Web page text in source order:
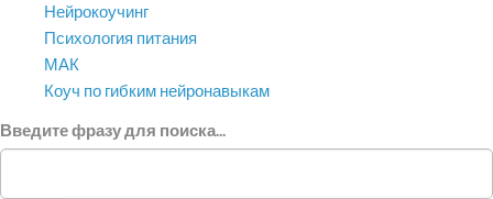
Нейрокоучинг
Психология питания
МАК
Коуч по гибким нейронавыкам
Введите фразу для поиска...